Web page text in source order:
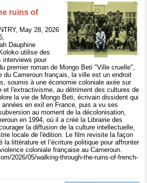
ruins of
May 28, 2026
Dauphine
utilise des
interviews pour
premier roman de Mongo Beti "Ville cruelle",
du Cameroun français, la ville est un endroit
soumis à une économie coloniale axée sur
et l'extractivisme, au détriment des cultures de
la vie de Mongo Beti, écrivain dissident qui
en exil en France, puis a vu ses
au moment de la décolonisation,
en 1994, où il a créé la Librairie des
la diffusion de la culture intellectuelle,
locale de l'édition. Le film revisite la façon
la littérature et l’écriture politique pour affronter
coloniale française au Cameroun.
2026/05/walking-through-the-ruins-of-french-